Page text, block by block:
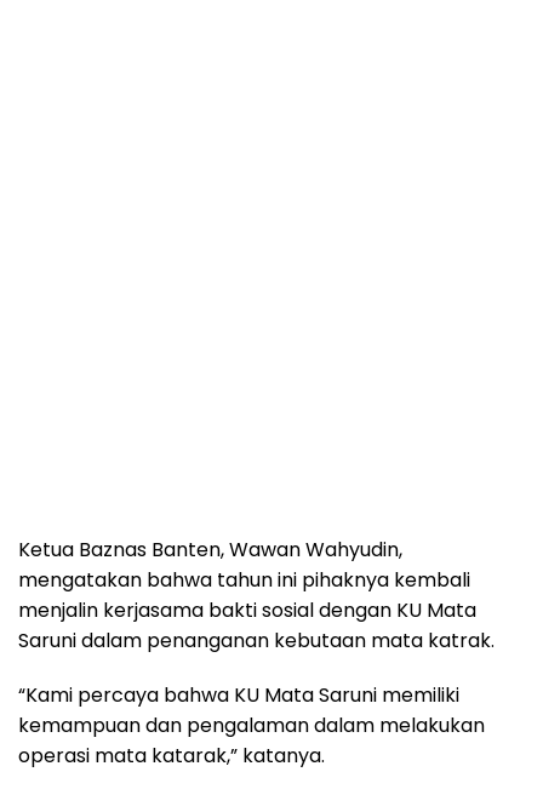
Ketua Baznas Banten, Wawan Wahyudin,
mengatakan bahwa tahun ini pihaknya kembali
menjalin kerjasama bakti sosial dengan KU Mata
Saruni dalam penanganan kebutaan mata katrak.
“Kami percaya bahwa KU Mata Saruni memiliki
kemampuan dan pengalaman dalam melakukan
operasi mata katarak,” katanya.